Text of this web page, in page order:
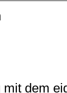
dem